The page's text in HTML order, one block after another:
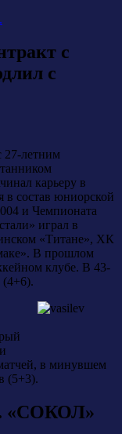
с
с
27-летним
карьеру в
в состав юниорской
и Чемпионата
играл в
«Титане», ХК
В прошлом
клубе. В 43-
(4+6).
в минувшем
(5+3).